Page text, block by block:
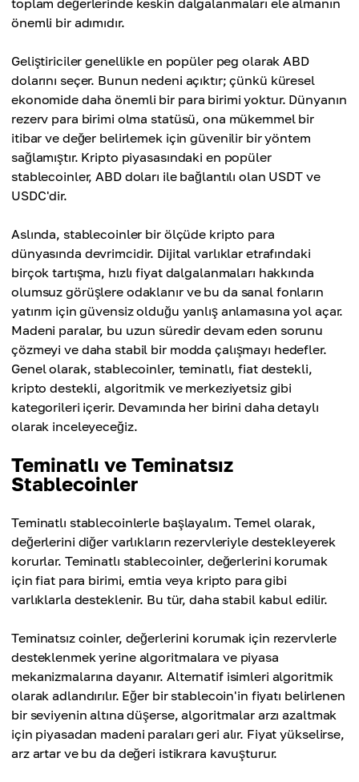
toplam değerlerinde keskin dalgalanmaları ele almanın
önemli bir adımıdır.
Geliştiriciler genellikle en popüler peg olarak ABD
dolarını seçer. Bunun nedeni açıktır; çünkü küresel
ekonomide daha önemli bir para birimi yoktur. Dünyanın
rezerv para birimi olma statüsü, ona mükemmel bir
itibar ve değer belirlemek için güvenilir bir yöntem
sağlamıştır. Kripto piyasasındaki en popüler
stablecoinler, ABD doları ile bağlantılı olan USDT ve
USDC'dir.
Aslında, stablecoinler bir ölçüde kripto para
dünyasında devrimcidir. Dijital varlıklar etrafındaki
birçok tartışma, hızlı fiyat dalgalanmaları hakkında
olumsuz görüşlere odaklanır ve bu da sanal fonların
yatırım için güvensiz olduğu yanlış anlamasına yol açar.
Madeni paralar, bu uzun süredir devam eden sorunu
çözmeyi ve daha stabil bir modda çalışmayı hedefler.
Genel olarak, stablecoinler, teminatlı, fiat destekli,
kripto destekli, algoritmik ve merkeziyetsiz gibi
kategorileri içerir. Devamında her birini daha detaylı
olarak inceleyeceğiz.
Teminatlı ve Teminatsız
Stablecoinler
Teminatlı stablecoinlerle başlayalım. Temel olarak,
değerlerini diğer varlıkların rezervleriyle destekleyerek
korurlar. Teminatlı stablecoinler, değerlerini korumak
için fiat para birimi, emtia veya kripto para gibi
varlıklarla desteklenir. Bu tür, daha stabil kabul edilir.
Teminatsız coinler, değerlerini korumak için rezervlerle
desteklenmek yerine algoritmalara ve piyasa
mekanizmalarına dayanır. Alternatif isimleri algoritmik
olarak adlandırılır. Eğer bir stablecoin'in fiyatı belirlenen
bir seviyenin altına düşerse, algoritmalar arzı azaltmak
için piyasadan madeni paraları geri alır. Fiyat yükselirse,
arz artar ve bu da değeri istikrara kavuşturur.